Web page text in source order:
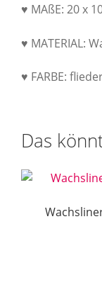
♥ MAßE: 20 x
♥ MATERIAL:
♥ FARBE:
Das